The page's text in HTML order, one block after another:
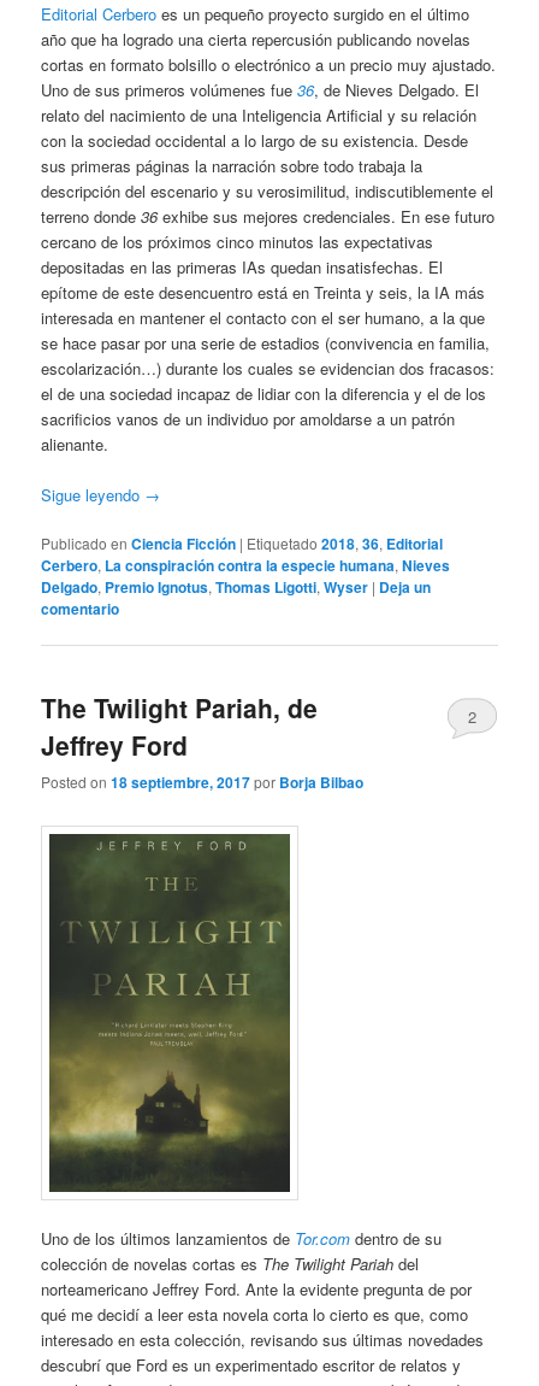
Editorial Cerbero es un pequeño proyecto surgido en el último
año que ha logrado una cierta repercusión publicando novelas
cortas en formato bolsillo o electrónico a un precio muy ajustado.
Uno de sus primeros volúmenes fue36, de Nieves Delgado. El
relato del nacimiento de una Inteligencia Artificial y su relación
con la sociedad occidental a lo largo de su existencia. Desde
sus primeras páginas la narración sobre todo trabaja la
descripción del escenario y su verosimilitud, indiscutiblemente el
terreno donde36exhibe sus mejores credenciales. En ese futuro
cercano de los próximos cinco minutos las expectativas
depositadas en las primeras IAs quedan insatisfechas. El
epítome de este desencuentro está en Treinta y seis, la IA más
interesada en mantener el contacto con el ser humano, a la que
se hace pasar por una serie de estadios (convivencia en familia,
escolarización…) durante los cuales se evidencian dos fracasos:
el de una sociedad incapaz de lidiar con la diferencia y el de los
sacrificios vanos de un individuo por amoldarse a un patrón
alienante.
Sigue leyendo →
Publicado en Ciencia Ficción | Etiquetado 2018,36, Editorial
Cerbero, La conspiración contra la especie humana,Nieves
Delgado, Premio Ignotus,Thomas Ligotti,Wyser | Deja un
comentario
The Twilight Pariah, de
Jeffrey Ford
Posted on18 septiembre, 2017por Borja Bilbao
2
Uno de los últimos lanzamientos de Tor.com dentro de su
colección de novelas cortas es The Twilight Pariah del
norteamericano Jeffrey Ford. Ante la evidente pregunta de por
qué me decidí a leer esta novela corta lo cierto es que, como
interesado en esta colección, revisando sus últimas novedades
descubrí que Ford es un experimentado escritor de relatos y